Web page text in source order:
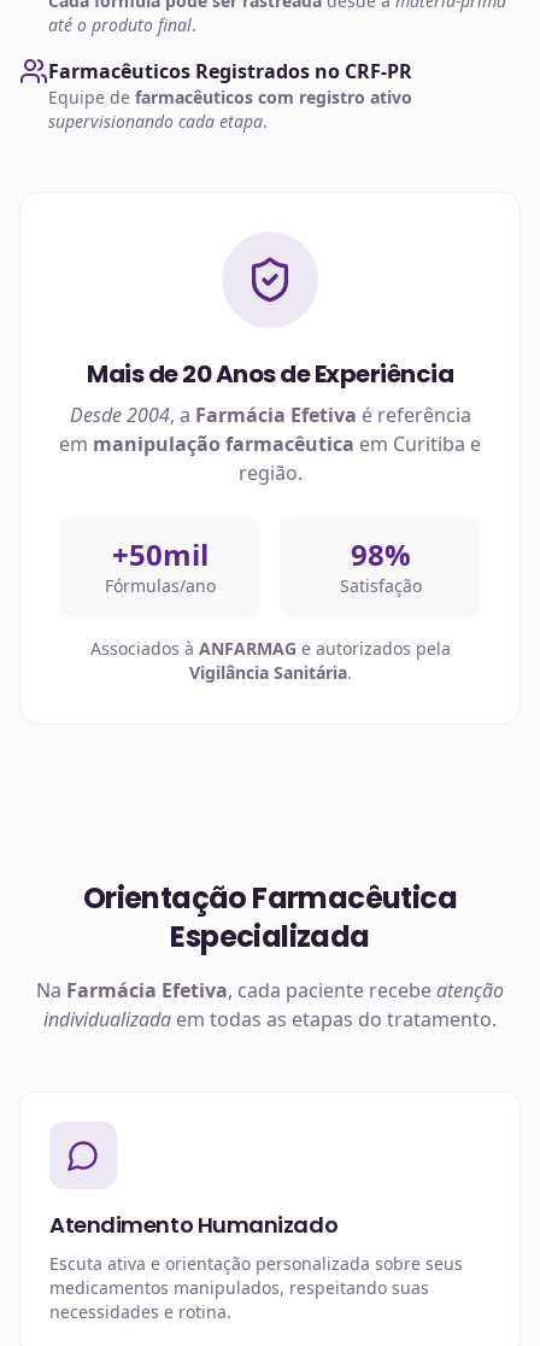
até o produto final.
Farmacêuticos Registrados no CRF-PR
Equipe de farmacêuticos com registro ativo
supervisionando cada etapa.
Mais de 20 Anos de Experiência
Desde 2004, a Farmácia Efetiva é referência
em manipulação farmacêutica em Curitiba e
região.
+50mil
Fórmulas/ano
98%
Satisfação
Associados à ANFARMAG e autorizados pela
Vigilância Sanitária.
Orientação Farmacêutica
Especializada
Na Farmácia Efetiva, cada paciente recebeatenção
individualizada em todas as etapas do tratamento.
Atendimento Humanizado
Escuta ativa e orientação personalizada sobre seus
medicamentos manipulados, respeitando suas
necessidades e rotina.